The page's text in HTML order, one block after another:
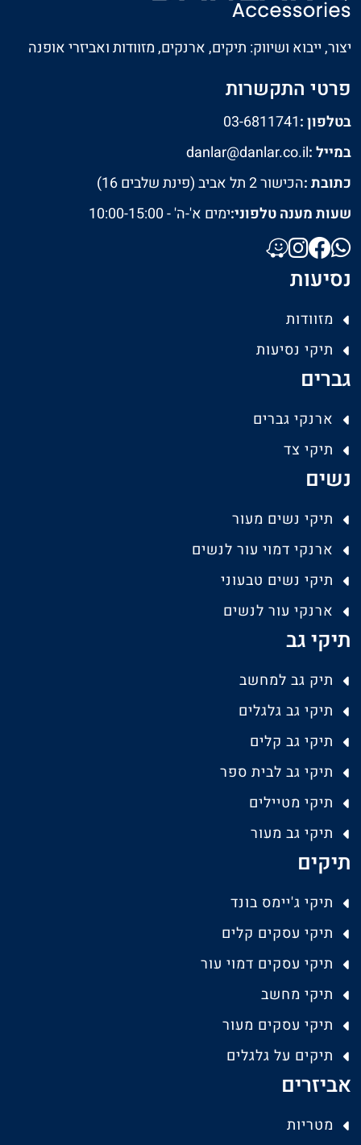
יצור, ייבוא ושיווק: תיקים, ארנקים, מזוודות ואביזרי אופנה
פרטי התקשרות
בטלפון :03-6811741
במייל :danlar@danlar.co.il
כתובת :הכישור 2 תל אביב (פינת שלבים 16)
שעות מענה טלפוני:ימים א'-ה' - 10:00-15:00
נסיעות
מזוודות
תיקי נסיעות
גברים
ארנקי גברים
תיקי צד
נשים
תיקי נשים מעור
ארנקי דמוי עור לנשים
תיקי נשים טבעוני
ארנקי עור לנשים
תיקי גב
תיק גב למחשב
תיקי גב גלגלים
תיקי גב קלים
תיקי גב לבית ספר
תיקי מטיילים
תיקי גב מעור
תיקים
תיקי ג'יימס בונד
תיקי עסקים קלים
תיקי עסקים דמוי עור
תיקי מחשב
תיקי עסקים מעור
תיקים על גלגלים
אביזרים
מטריות